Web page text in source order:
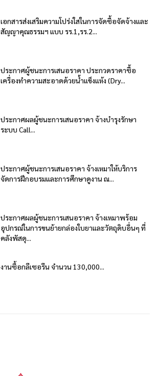
เอกสารส่งเสริมความโปร่งใสในการจัดซื้อจัดจ้างและ
สัญญาคุณธรรมฯ แบบ รร.1,รร.2...
ประกาศผู้ชนะการเสนอราคา ประกวดราคาซื้อ
เครื่องทำความสะอาดด้วยน้ำแข็งแห้ง (Dry...
ประกาศผลผู้ชนะการเสนอราคา จ้างบำรุงรักษา
ระบบ Call...
ประกาศผู้ชนะการเสนอราคา จ้างเหมาให้บริการ
จัดการฝึกอบรมและการศึกษาดูงาน ณ...
ประกาศผลผู้ชนะการเสนอราคา จ้างเหมาพร้อม
อุปกรณ์ในการขนย้ายกล่องใบยาและวัตถุดิบอื่นๆ ที่
คลังพัสดุ...
งานซื้อกลีเซอรีน จำนวน 130,000...